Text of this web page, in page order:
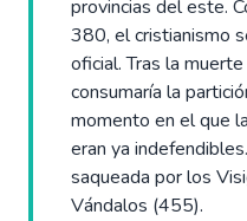
provincias del este.
380, el cristianismo
oficial. Tras la
consumaría la
momento en el que
eran ya
saqueada por los
Vándalos (455).